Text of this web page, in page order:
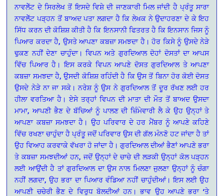
ਨਾਵਲੇੱਟ ਦੇ ਸਿਰਲੇਖ ਤੋਂ ਇਸਦੇ ਵਿਸ਼ੇ ਦੀ ਜਾਣਕਾਰੀ ਮਿਲ ਜਾਂਦੀ ਹੈ ਪ੍ਰੰਤੂ ਸਾਰਾ
ਨਾਵਲੇੱਟ ਪੜ੍ਹਨ ਤੋਂ ਬਾਅਦ ਪਤਾ ਲਗਦਾ ਹੈ ਕਿ ਲੇਖਕ ਨੇ ਉਦਾਹਰਣਾ ਦੇ ਕੇ ਇਹ
ਸਿੱਧ ਕਰਨ ਦੀ ਕੋਸ਼ਿਸ਼ ਕੀਤੀ ਹੈ ਕਿ ਇਨਸਾਨੀ ਫਿਤਰਤ ਹੈ ਕਿ ਇਨਸਾਨ ਜਿਸ ਨੂੰ
ਪਿਆਰ ਕਰਦਾ ਹੈ, ਉਸਤੇ ਆਪਣਾ ਕਬਜ਼ਾ ਸਮਝਦਾ ਹੈ। ਹੋਰ ਕਿਸੇ ਨੂੰ ਉਸਦੇ ਨੇੜੇ
ਢੁਕਣ ਨਹੀਂ ਦੇਣਾ ਚਾਹੁੰਦਾ। ਵਿਪਨ ਅਤੇ ਗੁਰਦਿਆਲ ਦੋਹਾਂ ਦੋਸਤਾਂ ਦਾ ਆਪਸ
ਵਿੱਚ ਪਿਆਰ ਹੈ। ਇਸ ਕਰਕੇ ਵਿਪਨ ਆਪਣੇ ਦੋਸਤ ਗੁਰਦਿਆਲ ਤੇ ਆਪਣਾ
ਕਬਜ਼ਾ ਸਮਝਦਾ ਹੈ, ਉਸਦੀ ਕੋਸ਼ਿਸ਼ ਰਹਿੰਦੀ ਹੈ ਕਿ ਉਸ ਤੋਂ ਬਿਨਾ ਹੋਰ ਕੋਈ ਦੋਸਤ
ਉਸਦੇ ਨੇੜੇ ਨਾ ਜਾ ਸਕੇ। ਨਰੇਸ਼ ਨੂੰ ਉਸ ਨੇ ਗੁਰਦਿਆਲ ਤੋਂ ਦੂਰ ਰੱਖਣ ਲਈ ਹਰ
ਹੀਲਾ ਵਰਤਿਆ ਹੈ। ਏਸੇ ਤਰ੍ਹਾਂ ਵਿਪਨ ਦੀ ਮਾਤਾ ਦੀ ਮੌਤ ਤੋਂ ਬਾਅਦ ਉਸਦਾ
ਮਾਮਾ, ਆਪਣੀ ਭੈਣ ਦੇ ਬੱਚਿਆਂ ਨੂੰ ਪਾਲਣ ਦੀ ਜ਼ਿੰਮੇਵਾਰੀ ਲੈ ਕੇ ਉਹ ਉਨ੍ਹਾਂ ਤੇ
ਆਪਣਾ ਕਬਜ਼ਾ ਸਮਝਦਾ ਹੈ। ਉਹ ਪਰਿਵਾਰ ਦੇ ਹਰ ਮੈਂਬਰ ਨੂੰ ਆਪਣੇ ਕਹਿਣੇ
ਵਿੱਚ ਰਖਣਾ ਚਾਹੁੰਦਾ ਹੈ ਪ੍ਰੰਤੂ ਜਦੋਂ ਪਰਿਵਾਰ ਉਸ ਦੀ ਗੱਲ ਮੰਨਣੋ ਹਟ ਜਾਂਦਾ ਹੈ ਤਾਂ
ਉਹ ਵਿਆਹ ਕਰਵਾਕੇ ਵੱਖਰਾ ਹੋ ਜਾਂਦਾ ਹੈ। ਗੁਰਦਿਆਲ ਦੀਆਂ ਭੈਣਾਂ ਆਪਣੇ ਭਰਾ
ਤੇ ਕਬਜ਼ਾ ਸਮਝਦੀਆਂ ਹਨ, ਜਦੋਂ ਉਨ੍ਹਾਂ ਦੇ ਚਾਚੇ ਦੀ ਲੜਕੀ ਉਨ੍ਹਾਂ ਕੋਲ ਪੜ੍ਹਨ
ਲਈ ਆਉਂਦੀ ਹੈ ਤਾਂ ਗੁਰਦਿਆਲ ਦਾ ਉਸ ਨਾਲ ਮਿਲਣਾ ਜੁਲਣਾ ਉਨ੍ਹਾਂ ਨੂੰ ਚੰਗਾ
ਨਹੀਂ ਲਗਦਾ, ਉਹ ਭਰਾ ਦਾ ਪਿਆਰ ਵੰਡਿਆ ਨਹੀਂ ਚਾਹੁੰਦੀਆਂ। ਇਸ ਲਈ ਉਹ
ਆਪਣੀ ਚਚੇਰੀ ਭੈਣ ਦੇ ਵਿਰੁਧ ਬੋਲਦੀਆਂ ਹਨ। ਭਾਵ ਉਹ ਆਪਣੇ ਭਰਾ ‘ਤੇ